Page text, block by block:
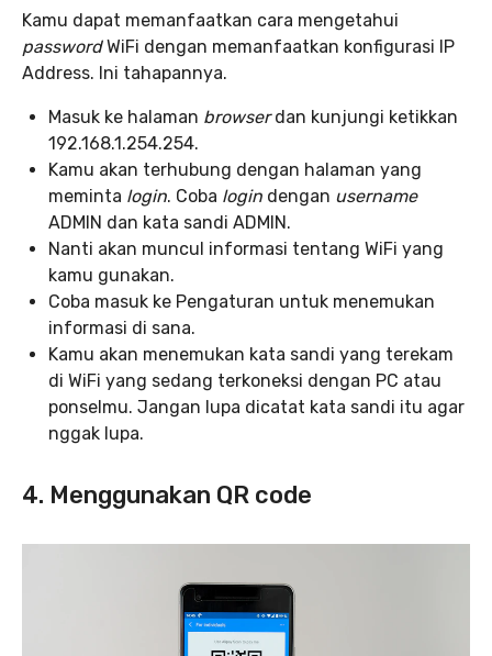
Kamu dapat memanfaatkan cara mengetahui
passwordWiFi dengan memanfaatkan konfigurasi IP
Address. Ini tahapannya.
Masuk ke halaman browserdan kunjungi ketikkan
192.168.1.254.254.
Kamu akan terhubung dengan halaman yang
meminta login. Coba login dengan username
ADMIN dan kata sandi ADMIN.
Nanti akan muncul informasi tentang WiFi yang
kamu gunakan.
Coba masuk ke Pengaturan untuk menemukan
informasi di sana.
Kamu akan menemukan kata sandi yang terekam
di WiFi yang sedang terkoneksi dengan PC atau
ponselmu. Jangan lupa dicatat kata sandi itu agar
nggak lupa.
4. Menggunakan QR code